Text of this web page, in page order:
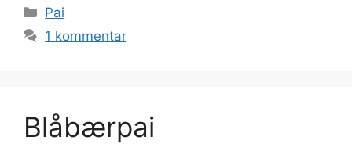
Kategorier
Pai
1 kommentar
Blåbærpai